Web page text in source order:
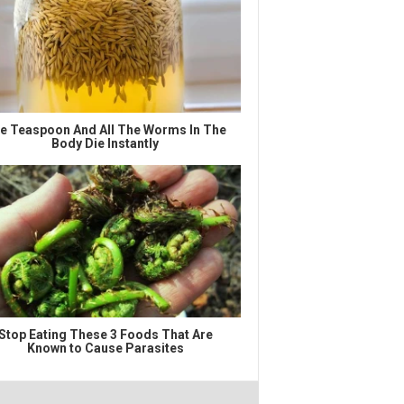
Teaspoon And All The Worms In The
Body Die Instantly
Eating These 3 Foods That Are
Known to Cause Parasites